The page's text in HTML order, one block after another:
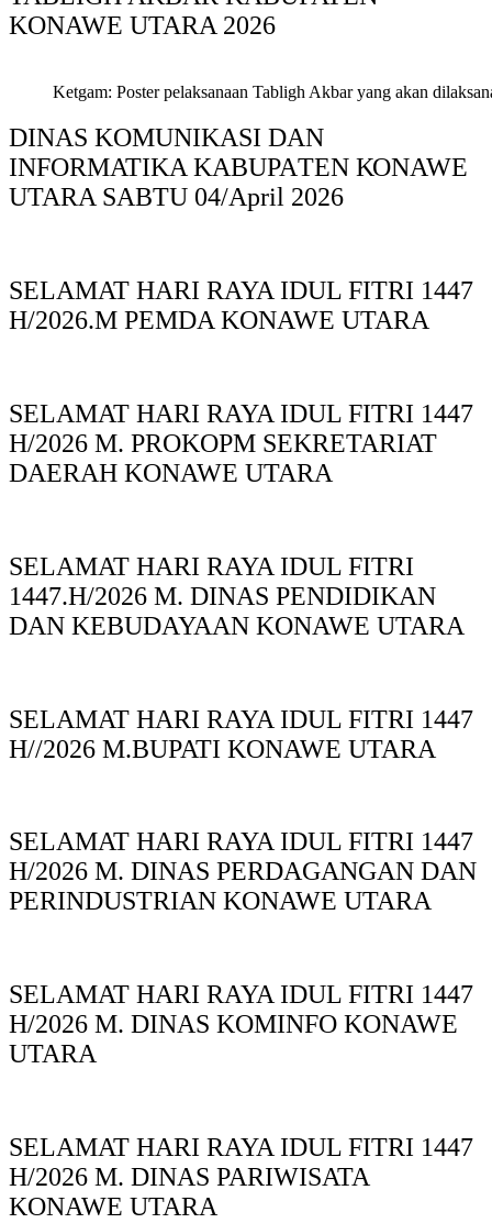
KONAWE UTARA 2026
Ketgam: Poster pelaksanaan Tabligh Akbar yang akan
DINAS KOMUNIKASI DAN
INFORMATIKA KABUPAΤΕΝ ΚΟNAWE
UTARA SABTU 04/April 2026
SELAMAT HARI RAYA IDUL FITRI 1447
H/2026.M PEMDA KONAWE UTARA
SELAMAT HARI RAYA IDUL FITRI 1447
H/2026 M. PROKOPM SEKRETARIAT
DAERAH KONAWE UTARA
SELAMAT HARI RAYA IDUL FITRI
1447.H/2026 M. DINAS PENDIDIKAN
DAN KEBUDAYAAN KONAWE UTARA
SELAMAT HARI RAYA IDUL FITRI 1447
H//2026 M.BUPATI KONAWE UTARA
SELAMAT HARI RAYA IDUL FITRI 1447
H/2026 M. DINAS PERDAGANGAN DAN
PERINDUSTRIAN KONAWE UTARA
SELAMAT HARI RAYA IDUL FITRI 1447
H/2026 M. DINAS KOMINFO KONAWE
UTARA
SELAMAT HARI RAYA IDUL FITRI 1447
H/2026 M. DINAS PARIWISATA
KONAWE UTARA